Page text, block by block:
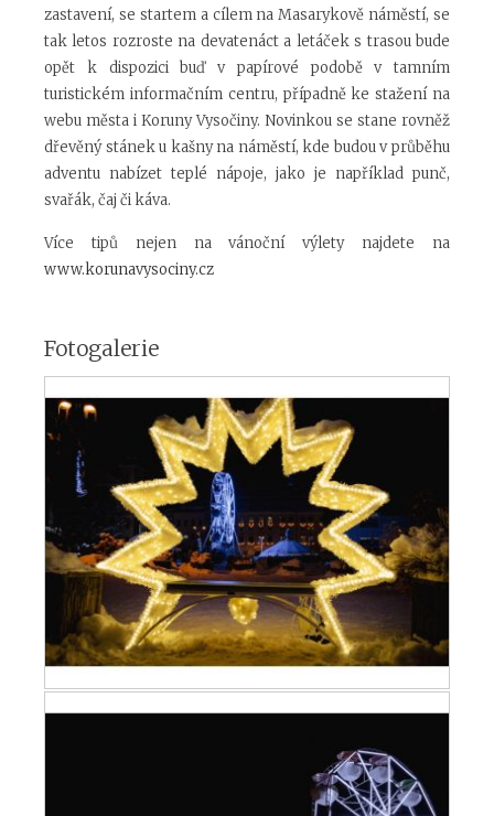
zastavení, se startem a cílem na Masarykově náměstí, se
tak letos rozroste na devatenáct a letáček s trasou bude
opět k dispozici buď v papírové podobě v tamním
turistickém informačním centru, případně ke stažení na
webu města i Koruny Vysočiny. Novinkou se stane rovněž
dřevěný stánek u kašny na náměstí, kde budou v průběhu
adventu nabízet teplé nápoje, jako je například punč,
svařák, čaj či káva.
Více tipů nejen na vánoční výlety najdete na
www.korunavysociny.cz
Fotogalerie